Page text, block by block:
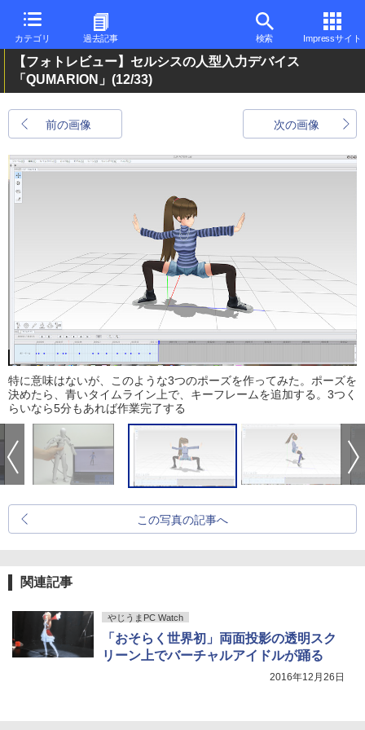
カテゴリ 過去記事 検索 Impressサイト
【フォトレビュー】セルシスの人型入力デバイス
「QUMARION」 (12/33)
前の画像 次の画像
特に意味はないが、このような3つのポーズを作ってみた。ポーズを
決めたら、青いタイムライン上で、キーフレームを追加する。3つく
らいなら5分もあれば作業完了する
この写真の記事へ
関連記事
やじうまPC Watch
「おそらく世界初」両面投影の透明スク
リーン上でバーチャルアイドルが踊る
2016年12月26日